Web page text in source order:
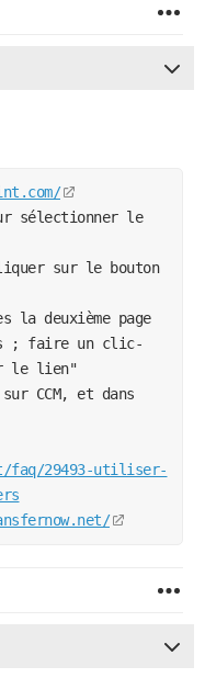
; faire un clic-
le lien"
faq/29493-utiliser-